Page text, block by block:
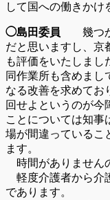
して国への働きかけ
◯島田委員 幾つか
だと思いますし、京
も評価をいたしまし
同作業所も含めまし
なる改善を求めてお
回せよというのが今
ことについては知事
場が間違っているこ
ます。
時間がありません
軽度介護者から介
であります。